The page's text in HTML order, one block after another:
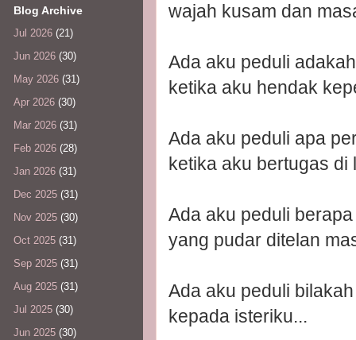
wajah kusam dan
Ada aku peduli
ketika aku hendak
Ada aku peduli apa
ketika aku bertugas di
Ada aku peduli
yang pudar ditelan
Ada aku peduli
kepada isteriku...
Blog Archive
Jul 2026 (21)
Jun 2026 (30)
May 2026 (31)
Apr 2026 (30)
Mar 2026 (31)
Feb 2026 (28)
Jan 2026 (31)
Dec 2025 (31)
Nov 2025 (30)
Oct 2025 (31)
Sep 2025 (31)
Aug 2025 (31)
Jul 2025 (30)
Jun 2025 (30)